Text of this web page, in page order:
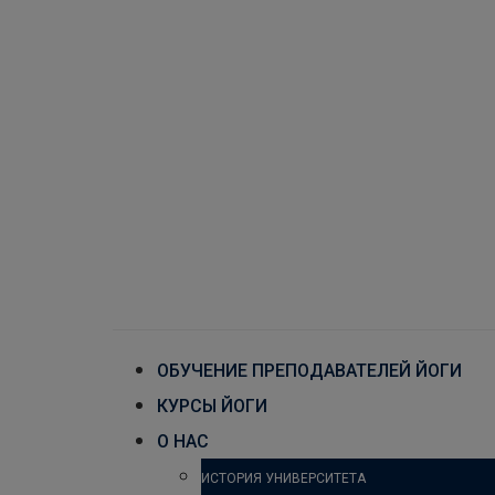
ОБУЧЕНИЕ ПРЕПОДАВАТЕЛЕЙ ЙОГИ
КУРСЫ ЙОГИ
О НАС
ИСТОРИЯ УНИВЕРСИТЕТА